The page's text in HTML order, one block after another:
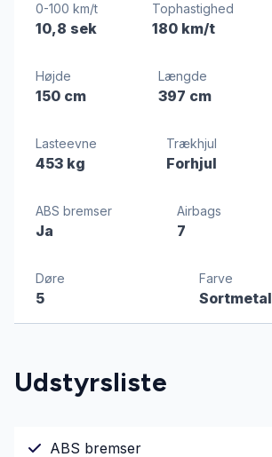
0-100 km/t
10,8 sek
Tophastighed
180 km/t
Højde
150 cm
Længde
397 cm
Lasteevne
453 kg
Trækhjul
Forhjul
ABS bremser
Ja
Airbags
7
Døre
5
Farve
Sortmetal
Udstyrsliste
ABS bremser